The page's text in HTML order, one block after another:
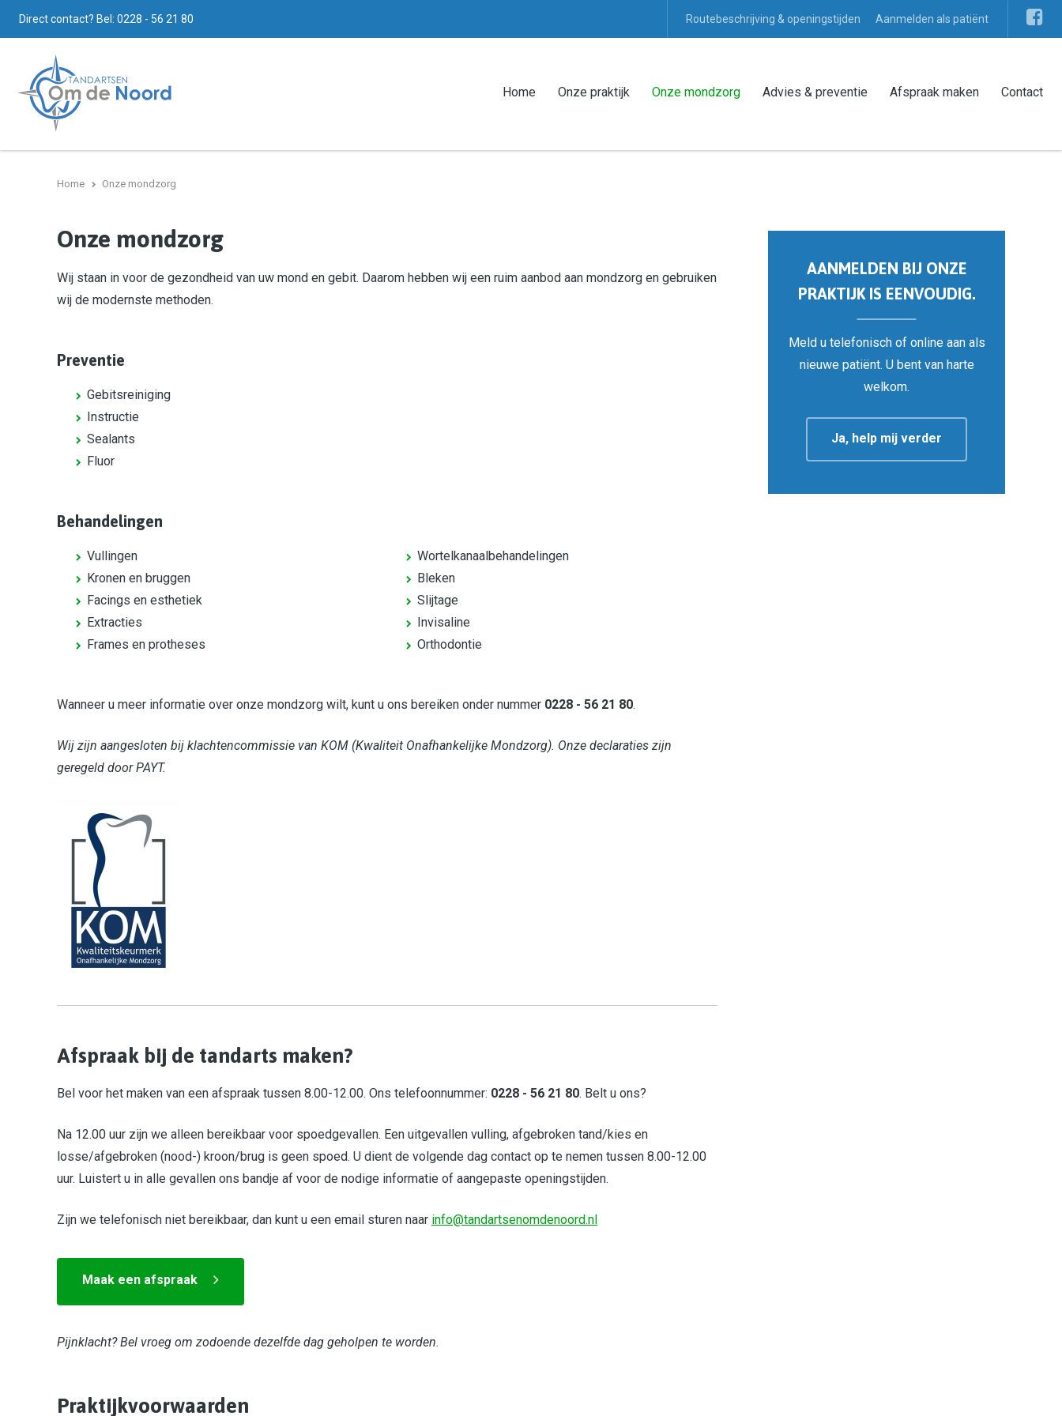
Direct contact? Bel: 0228 - 56 21 80 Routebeschrijving & openingstijden Aanmelden als patiënt
Home Onze praktijk Onze mondzorg Advies & preventie Afspraak maken Contact
Home Onze mondzorg
Onze mondzorg
Wij staan in voor de gezondheid van uw mond en gebit. Daarom hebben wij een ruim aanbod aan mondzorg en gebruiken
wij de modernste methoden.
Preventie
Gebitsreiniging
Instructie
Sealants
Fluor
Behandelingen
Vullingen
Kronen en bruggen
Facings en esthetiek
Extracties
Frames en protheses
Wortelkanaalbehandelingen
Bleken
Slijtage
Invisaline
Orthodontie
Wanneer u meer informatie over onze mondzorg wilt, kunt u ons bereiken onder nummer 0228 - 56 21 80.
Wij zijn aangesloten bij klachtencommissie van KOM (Kwaliteit Onafhankelijke Mondzorg). Onze declaraties zijn
geregeld door PAYT.
Afspraak bij de tandarts maken?
Bel voor het maken van een afspraak tussen 8.00-12.00. Ons telefoonnummer: 0228 - 56 21 80. Belt u ons?
Na 12.00 uur zijn we alleen bereikbaar voor spoedgevallen. Een uitgevallen vulling, afgebroken tand/kies en
losse/afgebroken (nood-) kroon/brug is geen spoed. U dient de volgende dag contact op te nemen tussen 8.00-12.00
uur. Luistert u in alle gevallen ons bandje af voor de nodige informatie of aangepaste openingstijden.
Zijn we telefonisch niet bereikbaar, dan kunt u een email sturen naar info@tandartsenomdenoord.nl
Maak een afspraak
Pijnklacht? Bel vroeg om zodoende dezelfde dag geholpen te worden.
Praktijkvoorwaarden
AANMELDEN BIJ ONZE
PRAKTIJK IS EENVOUDIG.
Meld u telefonisch of online aan als
nieuwe patiënt. U bent van harte
welkom.
Ja, help mij verder